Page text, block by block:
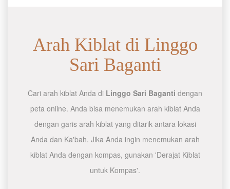
Arah Kiblat di Linggo
Sari Baganti
Cari arah kiblat Anda di Linggo Sari Baganti dengan
peta online. Anda bisa menemukan arah kiblat Anda
dengan garis arah kiblat yang ditarik antara lokasi
Anda dan Ka'bah. Jika Anda ingin menemukan arah
kiblat Anda dengan kompas, gunakan 'Derajat Kiblat
untuk Kompas'.